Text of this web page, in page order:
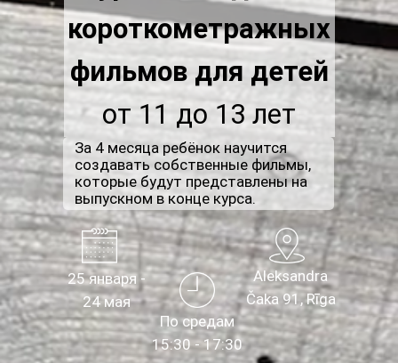
короткометражных
фильмов для детей
от 11 до 13 лет
За 4 месяца ребёнок научится
создавать собственные фильмы,
которые будут представлены на
выпускном в конце курса.
25 января -
24 мая
По средам
15:30 - 17:30
Aleksandra
Čaka 91, Rīga